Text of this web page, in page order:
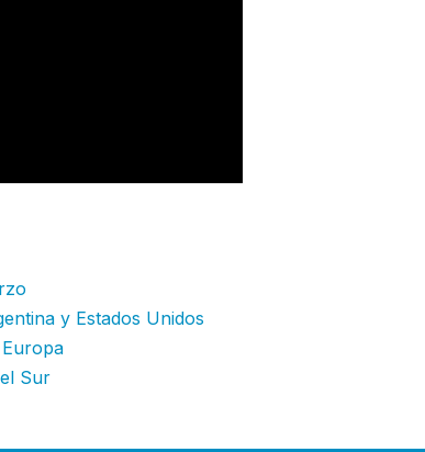
y Estados Unidos
Sur